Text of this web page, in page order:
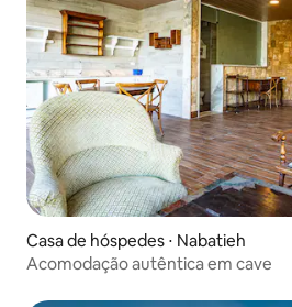
Casa de hóspedes ⋅ Nabatieh
Acomodação autêntica em cave